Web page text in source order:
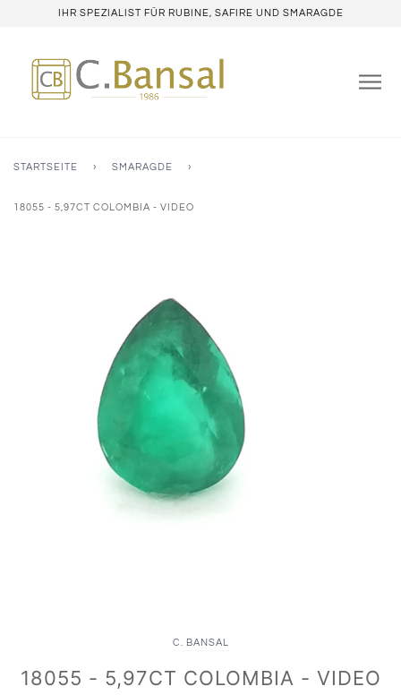
IHR SPEZIALIST FÜR RUBINE, SAFIRE UND SMARAGDE
STARTSEITE › SMARAGDE ›
18055 - 5,97CT COLOMBIA - VIDEO
C. BANSAL
18055 - 5,97CT COLOMBIA - VIDEO